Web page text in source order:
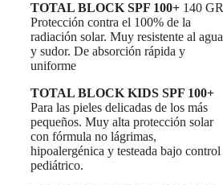
TOTAL BLOCK SPF 100+ 140 GR
Protección contra el 100% de la
radiación solar. Muy resistente al agua
y sudor. De absorción rápida y
uniforme
TOTAL BLOCK KIDS SPF 100+
Para las pieles delicadas de los más
pequeños. Muy alta protección solar
con fórmula no lágrimas,
hipoalergénica y testeada bajo control
pediátrico.